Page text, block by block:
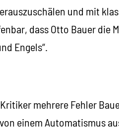
und mit
dass Otto Bauer die
Engels“.
mehrere Fehler
einem Automatismus